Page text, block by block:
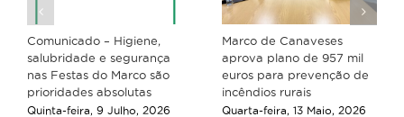
Comunicado – Higiene,
salubridade e segurança
nas Festas do Marco são
prioridades absolutas
Quinta-feira, 9 Julho, 2026
Marco de Canaveses
aprova plano de 957 mil
euros para prevenção de
incêndios rurais
Quarta-feira, 13 Maio, 2026